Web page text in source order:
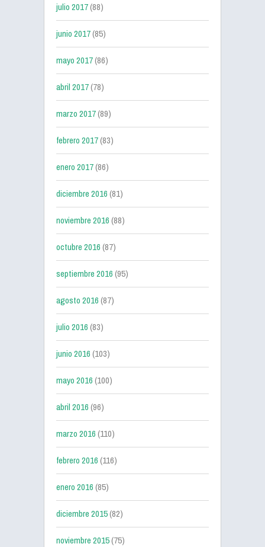
julio 2017(88)
junio 2017(85)
mayo 2017(86)
abril 2017(78)
marzo 2017(89)
febrero 2017(83)
enero 2017(86)
diciembre 2016(81)
noviembre 2016(88)
octubre 2016(87)
septiembre 2016(95)
agosto 2016(87)
julio 2016(83)
junio 2016(103)
mayo 2016(100)
abril 2016(96)
marzo 2016(110)
febrero 2016(116)
enero 2016(85)
diciembre 2015(82)
noviembre 2015(75)